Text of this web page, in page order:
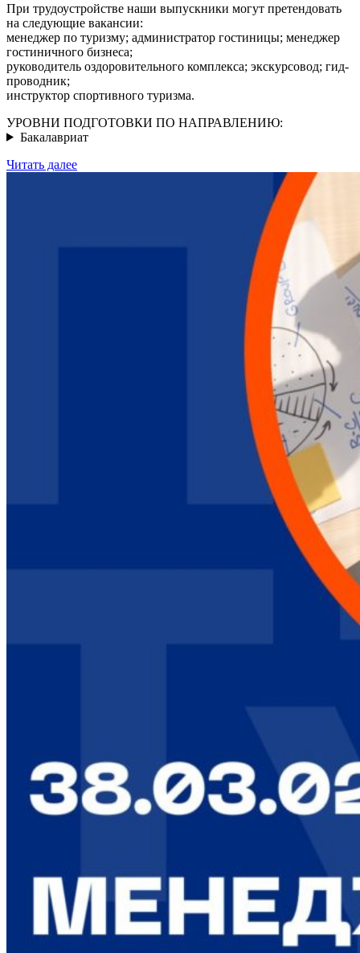
При трудоустройстве наши выпускники могут претендовать
на следующие вакансии:
менеджер по туризму; администратор гостиницы; менеджер
гостиничного бизнеса;
руководитель оздоровительного комплекса; экскурсовод; гид-
проводник;
инструктор спортивного туризма.
УРОВНИ ПОДГОТОВКИ ПО НАПРАВЛЕНИЮ:
Бакалавриат
Читать далее